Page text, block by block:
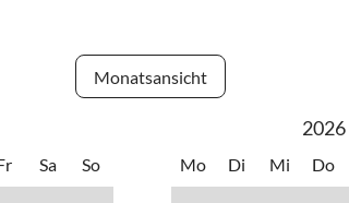
Monatsansicht
Sa So
2026
Mo Di Mi Do